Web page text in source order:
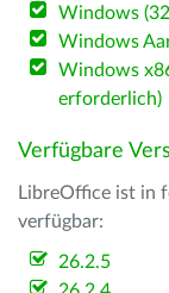
Windows
Windows
Windows
erforderlich)
Verfügbare
LibreOffice ist in
verfügbar:
26.2.5